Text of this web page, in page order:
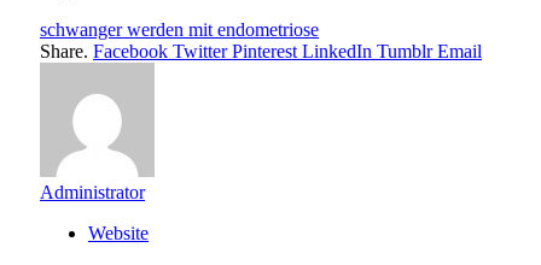
schwanger werden mit endometriose
Share. Facebook Twitter Pinterest LinkedIn Tumblr Email
Administrator
Website